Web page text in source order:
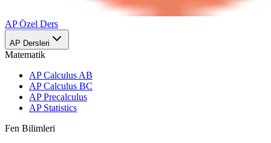
AP Özel Ders
AP Dersleri
Matematik
AP Calculus AB
AP Calculus BC
AP Precalculus
AP Statistics
Fen Bilimleri